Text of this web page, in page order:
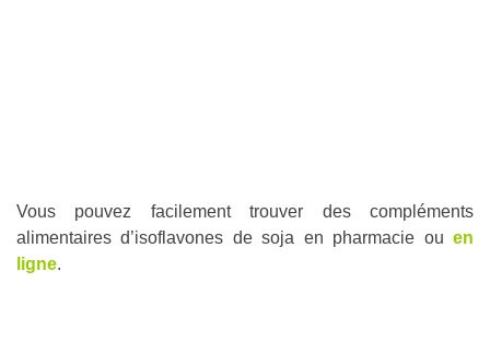
Vous pouvez facilement trouver des compléments
alimentaires d’isoflavones de soja en pharmacie ou en
ligne.